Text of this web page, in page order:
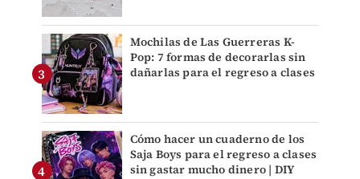
Mochilas de Las Guerreras K-
Pop: 7 formas de decorarlas sin
dañarlas para el regreso a clases
Cómo hacer un cuaderno de los
Saja Boys para el regreso a clases
sin gastar mucho dinero | DIY